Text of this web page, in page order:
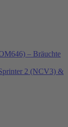
– Bräuchte
2 (NCV3) &